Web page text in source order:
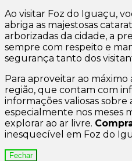
Ao visitar Foz do Iguaçu,
abriga as majestosas
arborizadas da cidade, a
sempre com respeito e
segurança tanto dos
Para aproveitar ao máximo
região, que contam com
informações valiosas
especialmente nos meses
explorar ao ar livre.
inesquecível em Foz do
Fechar